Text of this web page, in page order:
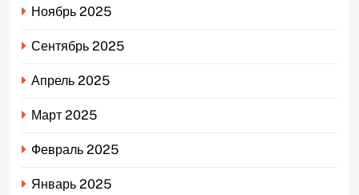
Ноябрь 2025
Сентябрь 2025
Апрель 2025
Март 2025
Февраль 2025
Январь 2025